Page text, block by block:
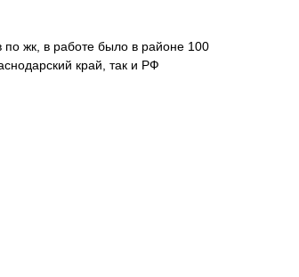
жк, в работе было в районе 100
край, так и РФ